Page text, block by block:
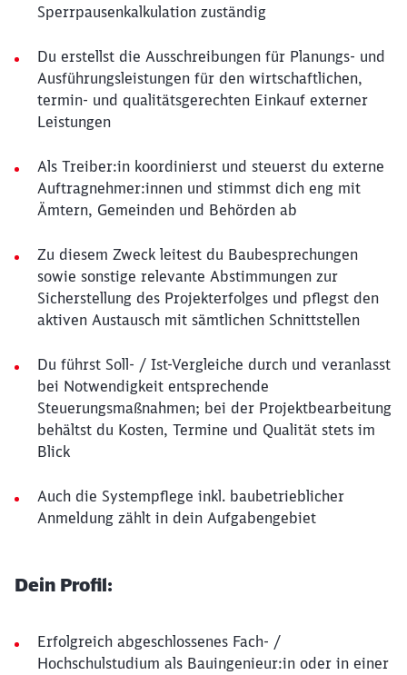
Sperrpausenkalkulation zuständig
Du erstellst die Ausschreibungen für Planungs- und
Ausführungsleistungen für den wirtschaftlichen,
termin- und qualitätsgerechten Einkauf externer
Leistungen
Als Treiber:in koordinierst und steuerst du externe
Auftragnehmer:innen und stimmst dich eng mit
Ämtern, Gemeinden und Behörden ab
Zu diesem Zweck leitest du Baubesprechungen
sowie sonstige relevante Abstimmungen zur
Sicherstellung des Projekterfolges und pflegst den
aktiven Austausch mit sämtlichen Schnittstellen
Du führst Soll- / Ist-Vergleiche durch und veranlasst
bei Notwendigkeit entsprechende
Steuerungsmaßnahmen; bei der Projektbearbeitung
behältst du Kosten, Termine und Qualität stets im
Blick
Auch die Systempflege inkl. baubetrieblicher
Anmeldung zählt in dein Aufgabengebiet
Dein Profil:
Erfolgreich abgeschlossenes Fach- /
Hochschulstudium als Bauingenieur:in oder in einer